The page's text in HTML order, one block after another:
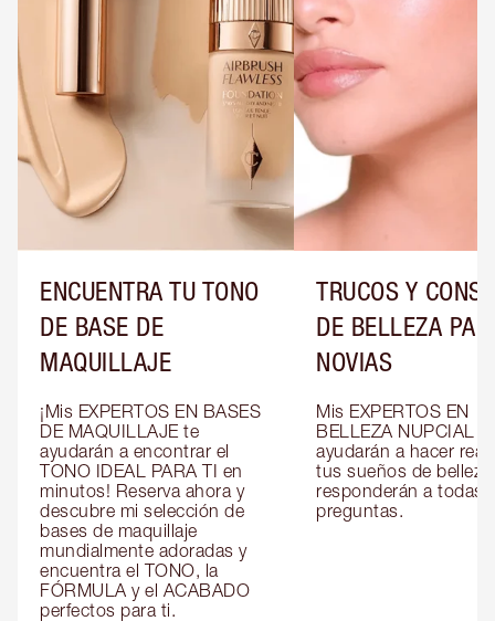
ENCUENTRA TU TONO
DE BASE DE
MAQUILLAJE
¡Mis EXPERTOS EN BASES
DE MAQUILLAJE te
ayudarán a encontrar el
TONO IDEAL PARA TI en
minutos! Reserva ahora y
descubre mi selección de
bases de maquillaje
mundialmente adoradas y
encuentra el TONO, la
FÓRMULA y el ACABADO
perfectos para ti.
TRUCOS Y
DE BELLEZA
NOVIAS
Mis EXPERTOS EN
BELLEZA NUPCIAL te
ayudarán a hacer
tus sueños de belleza
responderán a todas
preguntas.